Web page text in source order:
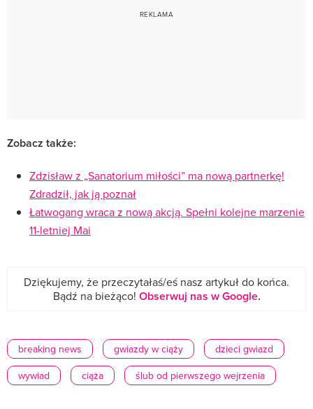
Zobacz także:
Zdzisław z „Sanatorium miłości” ma nową partnerkę!
Zdradził, jak ją poznał
Łatwogang wraca z nową akcją. Spełni kolejne marzenie
11-letniej Mai
Dziękujemy, że przeczytałaś/eś nasz artykuł do końca.
Bądź na bieżąco! Obserwuj nas w Google.
breaking news gwiazdy w ciąży
dzieci gwiazd
wywiad
ciąża ślub od pierwszego wejrzenia